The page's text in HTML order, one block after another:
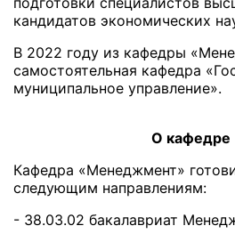
кандидатов экономических
В 2022 году из кафедры
самостоятельная кафедра
муниципальное управление».
О кафедре
Кафедра «Менеджмент»
следующим направлениям:
- 38.03.02 бакалавриат